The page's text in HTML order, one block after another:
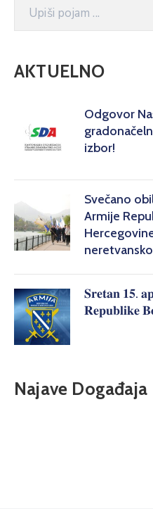
AKTUELNO
Odgovor
izbor!
Svečano
Armije
𝐒𝐫𝐞𝐭𝐚𝐧 𝟏𝟓.
𝐑𝐞𝐩𝐮𝐛𝐥𝐢𝐤𝐞
Najave Događaja